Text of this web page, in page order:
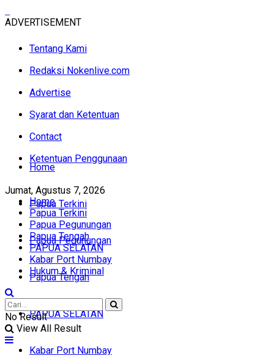
ADVERTISEMENT
Tentang Kami
Redaksi Nokenlive.com
Advertise
Syarat dan Ketentuan
Contact
Ketentuan Penggunaan
Jumat, Agustus 7, 2026
Home
Papua Terkini
Papua Pegunungan
Papua Tengah
PAPUA SELATAN
Kabar Port Numbay
Home
Papua Terkini
Papua Pegunungan
Papua Tengah
PAPUA SELATAN
Kabar Port Numbay
Hukum & Kriminal
No Result
View All Result